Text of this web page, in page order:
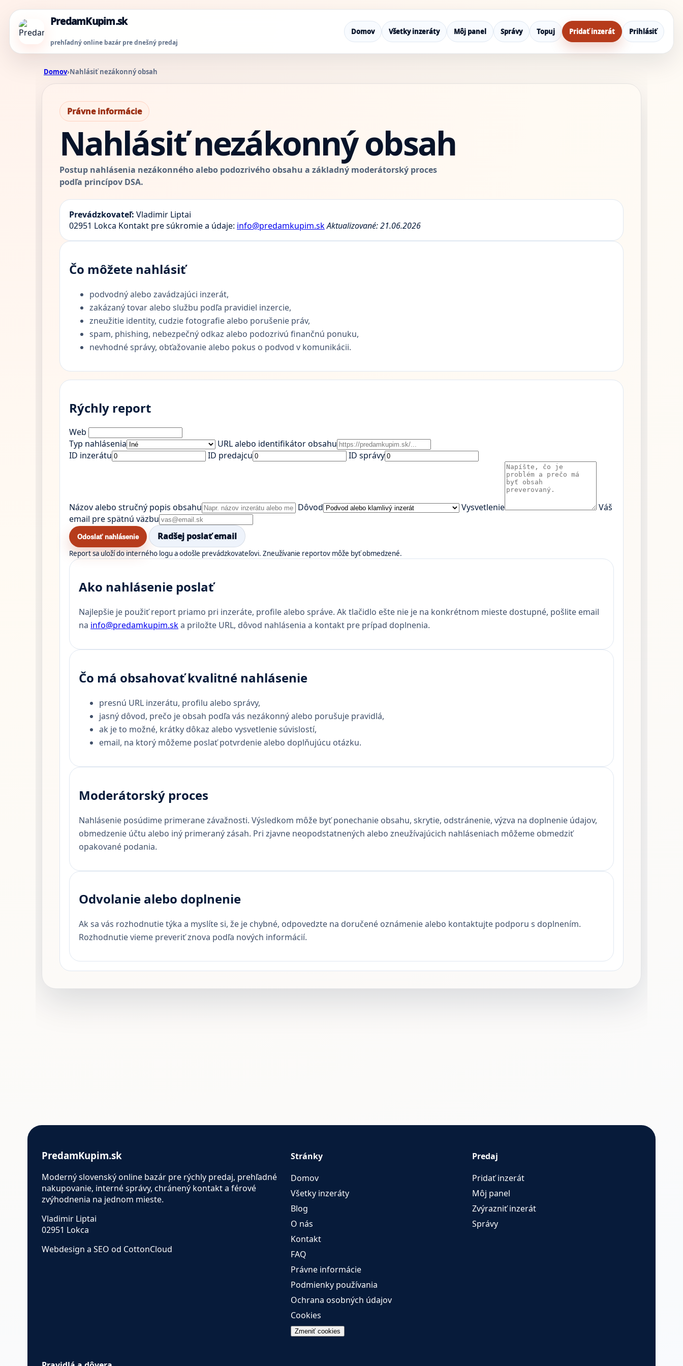
PredamKupim.sk
prehľadný online bazár pre dnešný predaj
Domov Všetky inzeráty Môj panel Správy Topuj Pridať inzerát Prihlásiť
Domov›Nahlásiť nezákonný obsah
Právne informácie
Nahlásiť nezákonný obsah
Postup nahlásenia nezákonného alebo podozrivého obsahu a základný moderátorský proces
podľa princípov DSA.
Prevádzkovateľ: Vladimir Liptai
02951 Lokca Kontakt pre súkromie a údaje: info@predamkupim.skAktualizované: 21.06.2026
Čo môžete nahlásiť
podvodný alebo zavádzajúci inzerát,
zakázaný tovar alebo službu podľa pravidiel inzercie,
zneužitie identity, cudzie fotografie alebo porušenie práv,
spam, phishing, nebezpečný odkaz alebo podozrivú finančnú ponuku,
nevhodné správy, obťažovanie alebo pokus o podvod v komunikácii.
Rýchly report
Web
Typ nahlásenia
URL alebo identifikátor obsahu
ID inzerátu
ID predajcu ID správy
Názov alebo stručný popis obsahu Dôvod Vysvetlenie
Váš
email pre spätnú väzbu
Odoslať nahlásenie Radšej poslať email
Report sa uloží do interného logu a odošle prevádzkovateľovi. Zneužívanie reportov môže byť obmedzené.
Ako nahlásenie poslať
Najlepšie je použiť report priamo pri inzeráte, profile alebo správe. Ak tlačidlo ešte nie je na konkrétnom mieste dostupné, pošlite email
na info@predamkupim.ska priložte URL, dôvod nahlásenia a kontakt pre prípad doplnenia.
Čo má obsahovať kvalitné nahlásenie
presnú URL inzerátu, profilu alebo správy,
jasný dôvod, prečo je obsah podľa vás nezákonný alebo porušuje pravidlá,
ak je to možné, krátky dôkaz alebo vysvetlenie súvislostí,
email, na ktorý môžeme poslať potvrdenie alebo doplňujúcu otázku.
Moderátorský proces
Nahlásenie posúdime primerane závažnosti. Výsledkom môže byť ponechanie obsahu, skrytie, odstránenie, výzva na doplnenie údajov,
obmedzenie účtu alebo iný primeraný zásah. Pri zjavne neopodstatnených alebo zneužívajúcich nahláseniach môžeme obmedziť
opakované podania.
Odvolanie alebo doplnenie
Ak sa vás rozhodnutie týka a myslíte si, že je chybné, odpovedzte na doručené oznámenie alebo kontaktujte podporu s doplnením.
Rozhodnutie vieme preveriť znova podľa nových informácií.
PredamKupim.sk
Moderný slovenský online bazár pre rýchly predaj, prehľadné
nakupovanie, interné správy, chránený kontakt a férové
zvýhodnenia na jednom mieste.
Vladimir Liptai
02951 Lokca
Webdesign a SEO od CottonCloud
Stránky
Domov
Všetky inzeráty
Blog
O nás
Kontakt
FAQ
Právne informácie
Podmienky používania
Ochrana osobných údajov
Cookies
Zmeniť cookies
Predaj
Pridať inzerát
Môj panel
Zvýrazniť inzerát
Správy